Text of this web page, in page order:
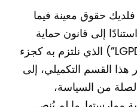
حقوق معينة فيما
إلى قانون حماية
البيانات العامة البرازيلي (“LGPD”) الذي نلتزم به كجزء
هذا القسم التكميلي، إلى
من السياسة،